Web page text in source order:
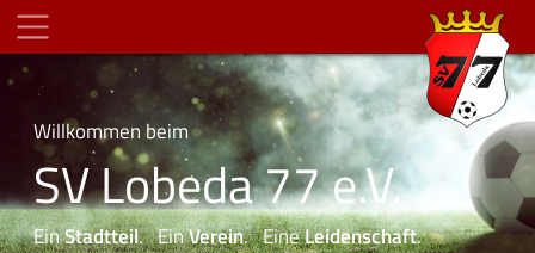
Willkommen beim
SV Lobeda 77 e.V.
EinStadtteil. EinVerein. EineLeidenschaft.